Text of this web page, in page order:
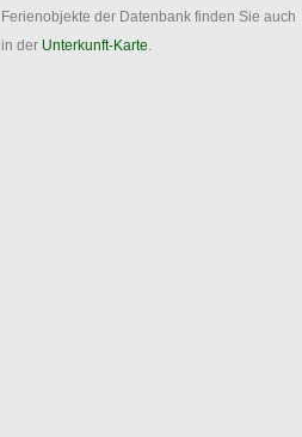
Ferienobjekte der Datenbank finden Sie auch
in der Unterkunft-Karte.